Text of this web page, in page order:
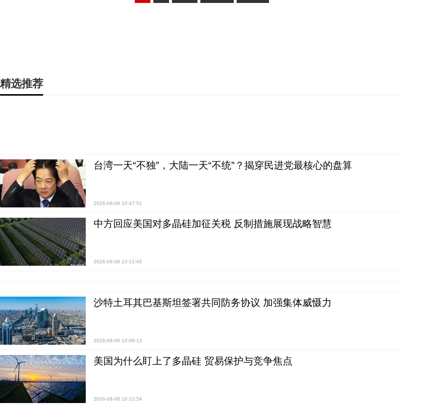
精选推荐
台湾一天“不独”，大陆一天“不统”？揭穿民进党最核心的盘算
2026-08-08 10:47:51
中方回应美国对多晶硅加征关税 反制措施展现战略智慧
2026-08-08 10:12:45
沙特土耳其巴基斯坦签署共同防务协议 加强集体威慑力
2026-08-08 10:09:13
美国为什么盯上了多晶硅 贸易保护与竞争焦点
2026-08-08 10:13:54